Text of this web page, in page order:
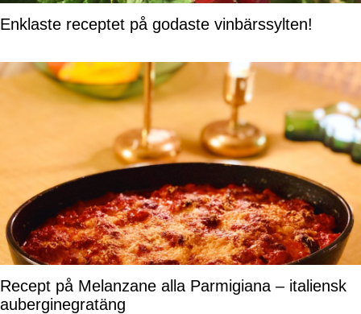
Enklaste receptet på godaste vinbärssylten!
Recept på Melanzane alla Parmigiana – italiensk
auberginegratäng